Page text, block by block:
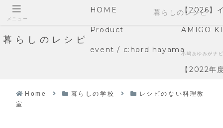
暮らしのレシピ
HOME 【2026】
Product AMIGO
event / c:hord hayama小嶋あゆみがナ
【2022年
Home 暮らしの学校
レシピのない料理教
室
メニュー
暮らしのレシピ